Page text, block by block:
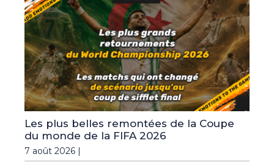
Les plus belles remontées de la Coupe
du monde de la FIFA 2026
7 août 2026 |